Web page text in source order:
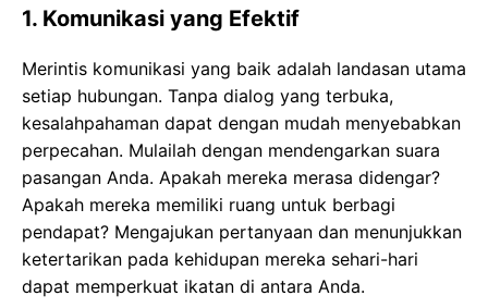
1. Komunikasi yang Efektif
Merintis komunikasi yang baik adalah landasan utama
setiap hubungan. Tanpa dialog yang terbuka,
kesalahpahaman dapat dengan mudah menyebabkan
perpecahan. Mulailah dengan mendengarkan suara
pasangan Anda. Apakah mereka merasa didengar?
Apakah mereka memiliki ruang untuk berbagi
pendapat? Mengajukan pertanyaan dan menunjukkan
ketertarikan pada kehidupan mereka sehari-hari
dapat memperkuat ikatan di antara Anda.